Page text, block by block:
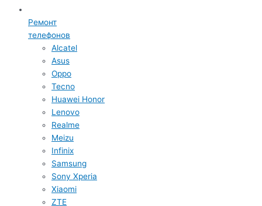
Ремонт
телефонов
Alcatel
Asus
Oppo
Tecno
Huawei Honor
Lenovo
Realme
Meizu
Infinix
Samsung
Sony Xperia
Xiaomi
ZTE